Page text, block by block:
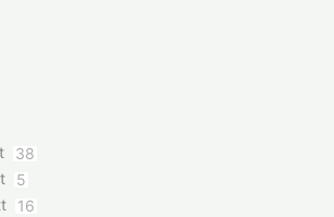
38
5
16